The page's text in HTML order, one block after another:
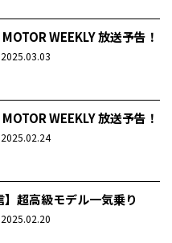
WEEKLY 放送予告！
2025.03.03
WEEKLY 放送予告！
2025.02.24
】超高級モデル一気乗り
2025.02.20